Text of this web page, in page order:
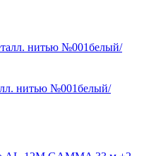
нитью №001белый/